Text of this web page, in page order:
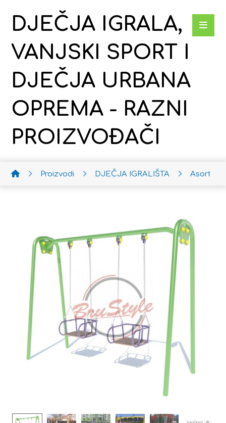
DJEČJA IGRALA,
VANJSKI SPORT I
DJEČJA URBANA
OPREMA - RAZNI
PROIZVOĐAČI
Proizvodi DJEČJA IGRALIŠTA